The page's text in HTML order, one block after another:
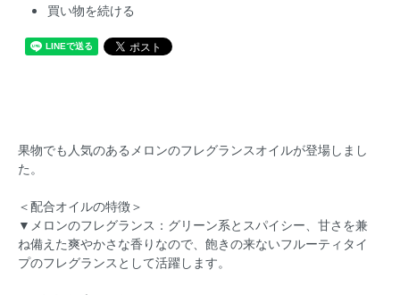
買い物を続ける
果物でも人気のあるメロンのフレグランスオイルが登場しまし
た。
＜配合オイルの特徴＞
▼メロンのフレグランス：グリーン系とスパイシー、甘さを兼
ね備えた爽やかさな香りなので、飽きの来ないフルーティタイ
プのフレグランスとして活躍します。